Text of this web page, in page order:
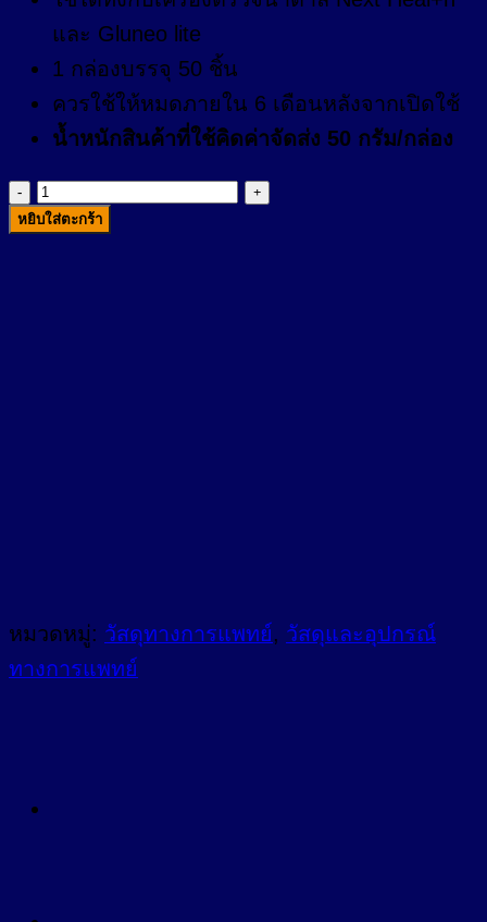
และ Gluneo lite
1 กล่องบรรจุ 50 ชิ้น
ควรใช้ให้หมดภายใน 6 เดือนหลังจากเปิดใช้
น้ำหนักสินค้าที่ใช้คิดค่าจัดส่ง 50 กรัม/กล่อง
จำนวน
แผ่น
หยิบใส่ตะกร้า
หมวดหมู่: วัสดุทางการแพทย์, วัสดุและอุปกรณ์
ทางการแพทย์